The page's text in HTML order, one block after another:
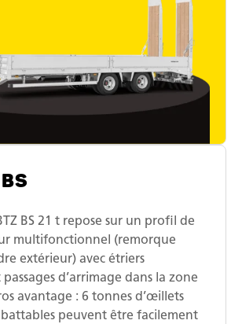
BS 21 t repose sur un profil de
multifonctionnel (remorque
extérieur) avec étriers
d’arrimage dans la zone
avantage : 6 tonnes d’œillets
peuvent être facilement